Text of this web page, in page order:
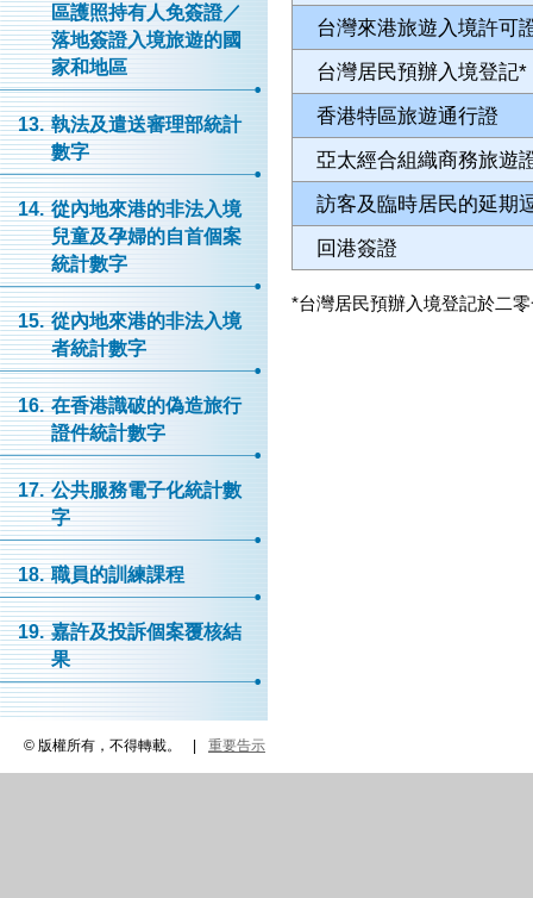
區護照持有人免簽證／
落地簽證入境旅遊的國
家和地區
13. 執法及遣送審理部統計
數字
14. 從內地來港的非法入境
兒童及孕婦的自首個案
統計數字
15. 從內地來港的非法入境
者統計數字
16. 在香港識破的偽造旅行
證件統計數字
17. 公共服務電子化統計數
字
18. 職員的訓練課程
19. 嘉許及投訴個案覆核結
果
台灣來港旅遊入境許可
台灣居民預辦入境登記*
香港特區旅遊通行證
亞太經合組織商務旅遊
訪客及臨時居民的延期
回港簽證
*台灣居民預辦入境登記於二
© 版權所有，不得轉載。 重要告示